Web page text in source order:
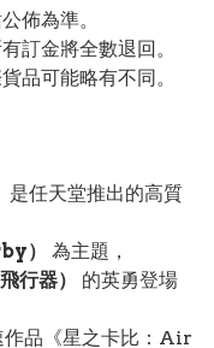
佈為準。
訂金將全數退回。
品可能略有不同。
是任天堂推出的高質
）
為主題，
行器）
的英勇登場
品《星之卡比：Air